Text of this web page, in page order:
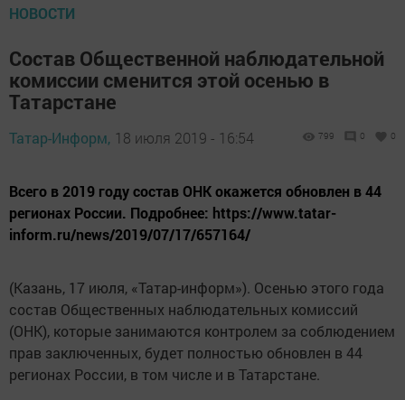
НОВОСТИ
Состав Общественной наблюдательной
комиссии сменится этой осенью в
Татарстане
Татар-Информ, 18 июля 2019 - 16:54 799 0 0
Всего в 2019 году состав ОНК окажется обновлен в 44
регионах России. Подробнее: https://www.tatar-
inform.ru/news/2019/07/17/657164/
(Казань, 17 июля, «Татар-информ»). Осенью этого года
состав Общественных наблюдательных комиссий
(ОНК), которые занимаются контролем за соблюдением
прав заключенных, будет полностью обновлен в 44
регионах России, в том числе и в Татарстане.